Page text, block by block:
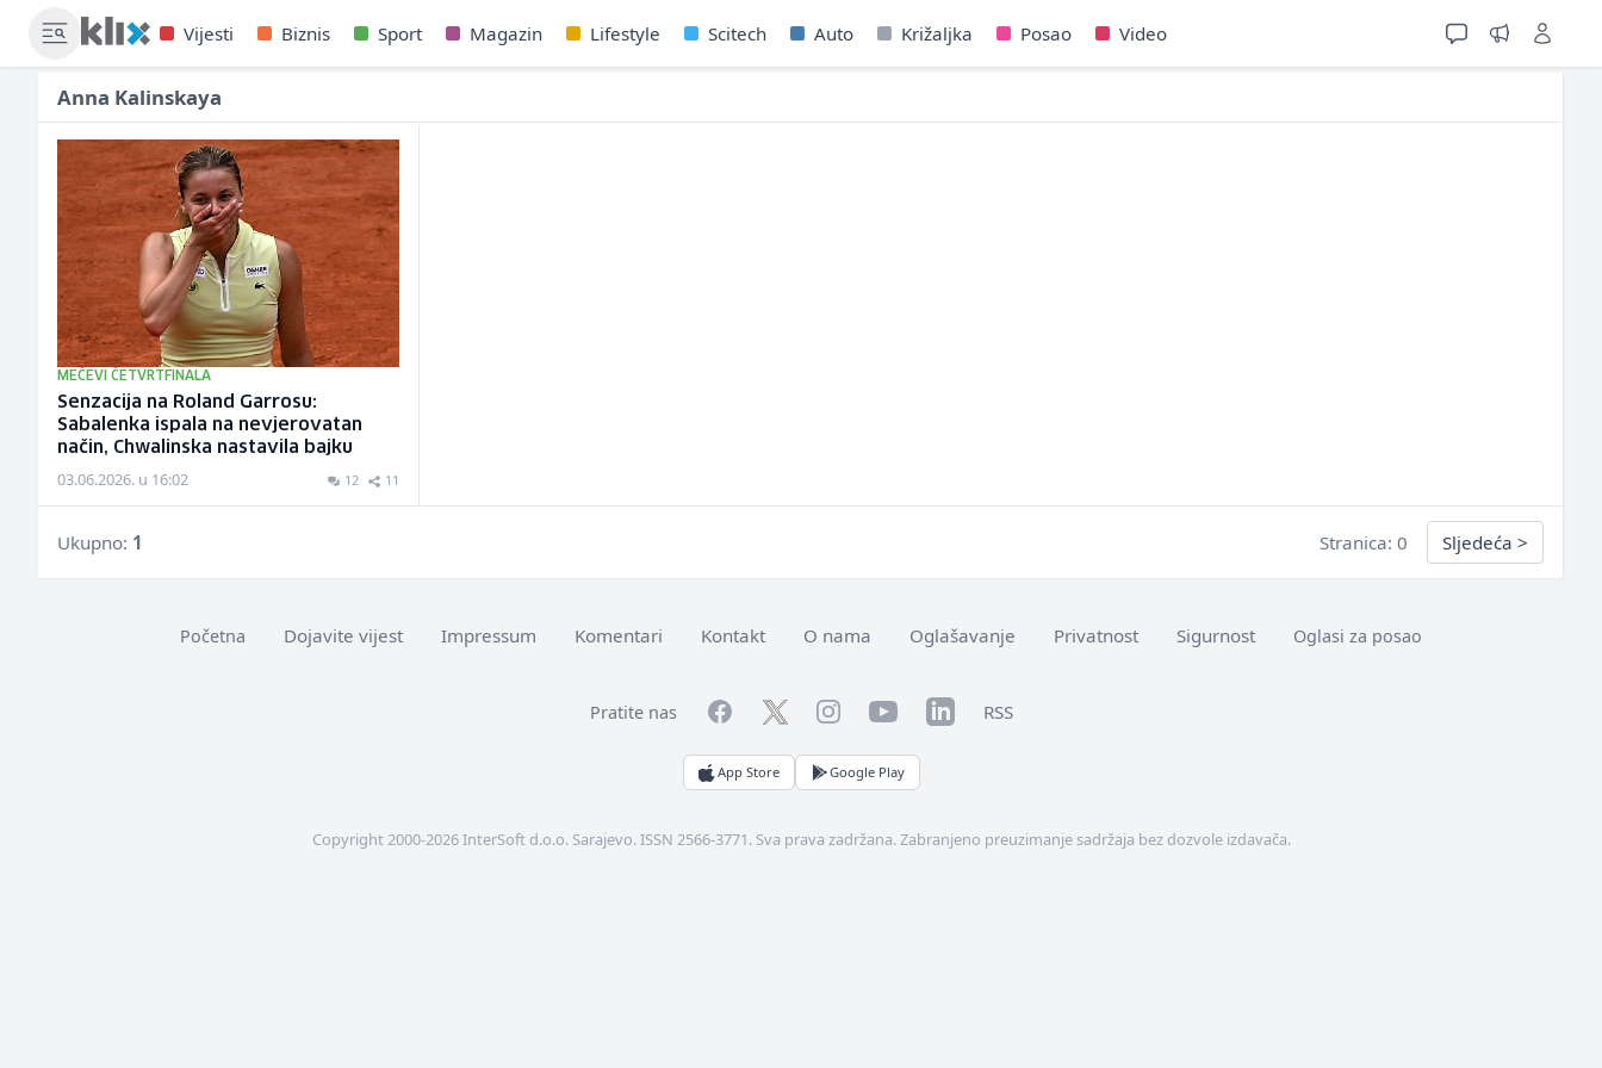
Vijesti Biznis Sport Magazin Lifestyle Scitech Auto Križaljka Posao Video
Anna Kalinskaya
MEČEVI ČETVRTFINALA
Senzacija na Roland Garrosu:
Sabalenka ispala na nevjerovatan
način, Chwalinska nastavila bajku
03.06.2026. u 16:02 12 11
Ukupno: 1 Stranica: 0 Sljedeća >
Početna Dojavite vijest Impressum Komentari Kontakt O nama Oglašavanje Privatnost Sigurnost Oglasi za posao
Pratite nas FacebookTwitterInstagramYouTubeLinkedInRSS
App Store Google Play
Copyright 2000-2026 InterSoft d.o.o. Sarajevo. ISSN 2566-3771. Sva prava zadržana. Zabranjeno preuzimanje sadržaja bez dozvole izdavača.